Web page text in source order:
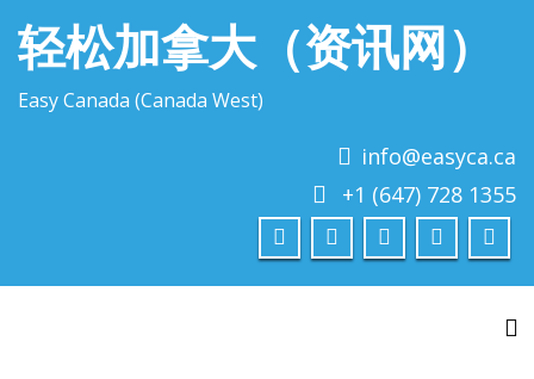
轻松加拿大（资讯网）
Easy Canada (Canada West)
info@easyca.ca
+1 (647) 728 1355